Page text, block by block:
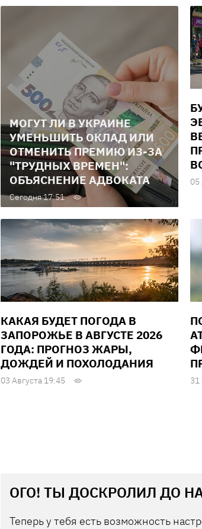
МОГУТ ЛИ В УКРАИНЕ
УМЕНЬШИТЬ ОКЛАД ИЛИ
ОТМЕНИТЬ ПРЕМИЮ ИЗ-ЗА
"ТРУДНЫХ ВРЕМЕН":
ОБЪЯСНЕНИЕ АДВОКАТА
Сегодня 17:51
05
КАКАЯ БУДЕТ ПОГОДА В
ЗАПОРОЖЬЕ В АВГУСТЕ 2026
ГОДА: ПРОГНОЗ ЖАРЫ,
ДОЖДЕЙ И ПОХОЛОДАНИЯ
03 Августа 19:45
ОГО! ТЫ ДОСКРОЛИЛ ДО
Теперь у тебя есть возможность